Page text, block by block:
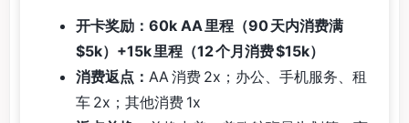
开卡奖励：60k AA 里程（90 天内消费满
$5k）+15k 里程（12 个月消费 $15k）
消费返点： AA 消费 2x；办公、手机服务、租
车 2x；其他消费 1x